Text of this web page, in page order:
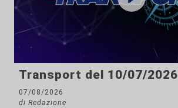
Transport del 10/07/2026
07/08/2026
di Redazione